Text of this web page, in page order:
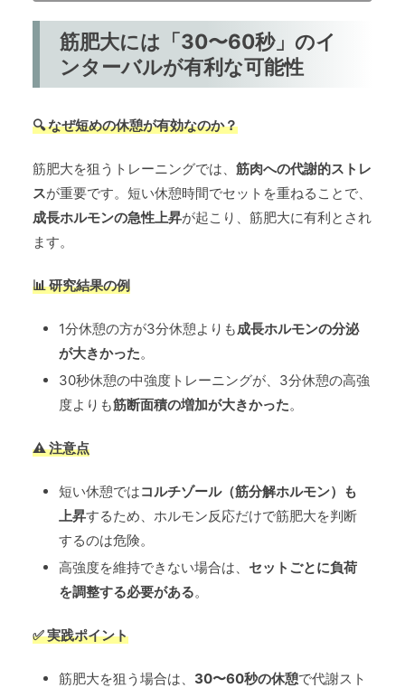
筋肥大には「30〜60秒」のイ
ンターバルが有利な可能性
🔍 なぜ短めの休憩が有効なのか？
筋肥大を狙うトレーニングでは、 筋肉への代謝的ストレ
スが重要です。短い休憩時間でセットを重ねることで、
成長ホルモンの急性上昇が起こり、筋肥大に有利とされ
ます。
📊 研究結果の例
1分休憩の方が3分休憩よりも成長ホルモンの分泌
が大きかった。
30秒休憩の中強度トレーニングが、3分休憩の高強
度よりも筋断面積の増加が大きかった。
⚠️ 注意点
短い休憩ではコルチゾール（筋分解ホルモン）も
上昇するため、ホルモン反応だけで筋肥大を判断
するのは危険。
高強度を維持できない場合は、 セットごとに負荷
を調整する必要がある。
✅ 実践ポイント
筋肥大を狙う場合は、 30〜60秒の休憩で代謝スト